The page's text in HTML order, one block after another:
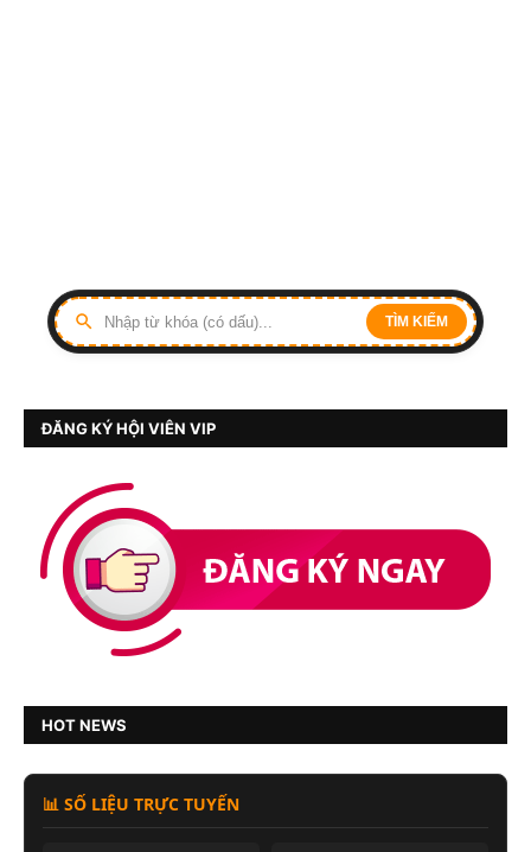
TÌM KIẾM
ĐĂNG KÝ HỘI VIÊN VIP
HOT NEWS
📊 SỐ LIỆU TRỰC TUYẾN